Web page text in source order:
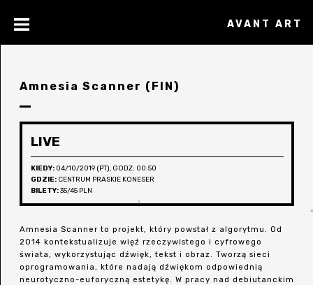
AVANT ART
Amnesia Scanner (FIN)
LIVE
KIEDY: 04/10/2019 (PT), GODZ: 00:50
GDZIE: CENTRUM PRASKIE KONESER
BILETY:35/45 PLN
Amnesia Scanner to projekt, który powstał z algorytmu. Od
2014 kontekstualizuje więź rzeczywistego i cyfrowego
świata, wykorzystując dźwięk, tekst i obraz. Tworzą sieci
oprogramowania, które nadają dźwiękom odpowiednią
neurotyczno-euforyczną estetykę. W pracy nad debiutanckim